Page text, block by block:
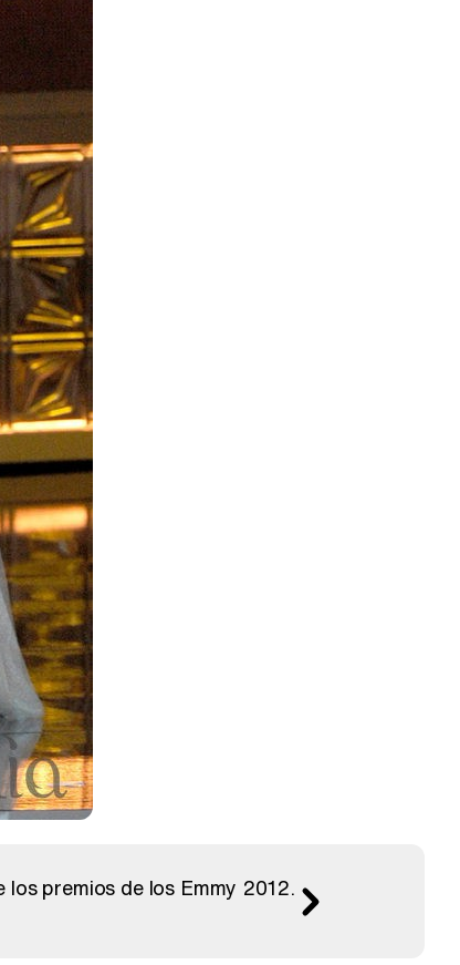
premios de los Emmy 2012.